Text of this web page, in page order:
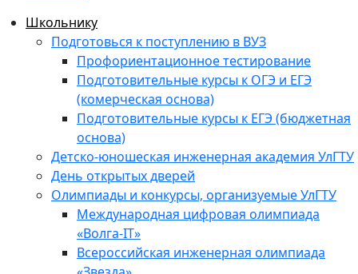
Школьнику
Подготовься к поступлению в ВУЗ
Профориентационное тестирование
Подготовительные курсы к ОГЭ и ЕГЭ
(комерческая основа)
Подготовительные курсы к ЕГЭ (бюджетная
основа)
Детско-юношеская инженерная академия УлГТУ
День открытых дверей
Олимпиады и конкурсы, организуемые УлГТУ
Международная цифровая олимпиада
«Волга-IT»
Всероссийская инженерная олимпиада